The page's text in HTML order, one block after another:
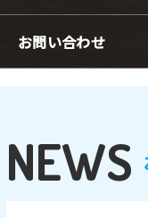
お問い合わせ
NEWS